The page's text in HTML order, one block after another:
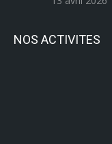
NOS ACTIVITES